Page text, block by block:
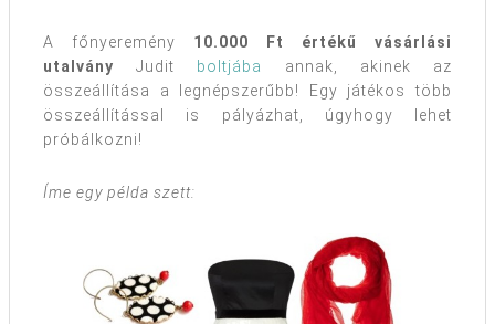
A főnyeremény 10.000 Ft értékű vásárlási
utalvány Judit boltjába
annak, akinek az
összeállítása a legnépszerűbb! Egy játékos több
összeállítással is pályázhat, úgyhogy lehet
próbálkozni!
Íme egy példa szett: